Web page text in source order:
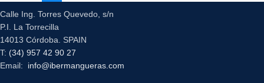
Calle Ing. Torres Quevedo, s/n
P.I. La Torrecilla
14013 Córdoba. SPAIN
T: (34) 957 42 90 27
Email: info@ibermangueras.com